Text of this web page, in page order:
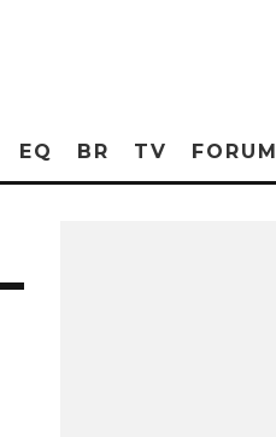
EQ BR TV FORUM